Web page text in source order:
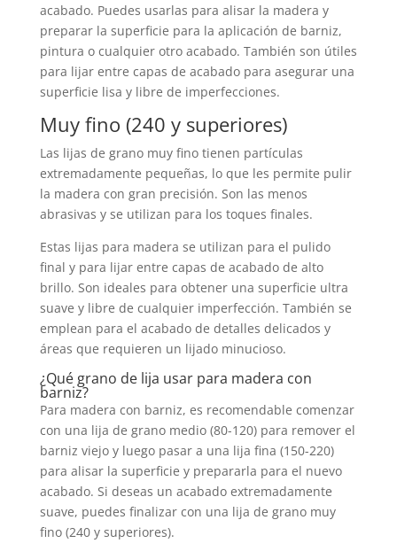
acabado. Puedes usarlas para alisar la madera y
preparar la superficie para la aplicación de barniz,
pintura o cualquier otro acabado. También son útiles
para lijar entre capas de acabado para asegurar una
superficie lisa y libre de imperfecciones.
Muy fino (240 y superiores)
Las lijas de grano muy fino tienen partículas
extremadamente pequeñas, lo que les permite pulir
la madera con gran precisión. Son las menos
abrasivas y se utilizan para los toques finales.
Estas lijas para madera se utilizan para el pulido
final y para lijar entre capas de acabado de alto
brillo. Son ideales para obtener una superficie ultra
suave y libre de cualquier imperfección. También se
emplean para el acabado de detalles delicados y
áreas que requieren un lijado minucioso.
¿Qué grano de lija usar para madera con
barniz?
Para madera con barniz, es recomendable comenzar
con una lija de grano medio (80-120) para remover el
barniz viejo y luego pasar a una lija fina (150-220)
para alisar la superficie y prepararla para el nuevo
acabado. Si deseas un acabado extremadamente
suave, puedes finalizar con una lija de grano muy
fino (240 y superiores).